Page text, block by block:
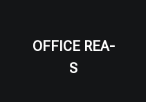
OFFICE REA-
S